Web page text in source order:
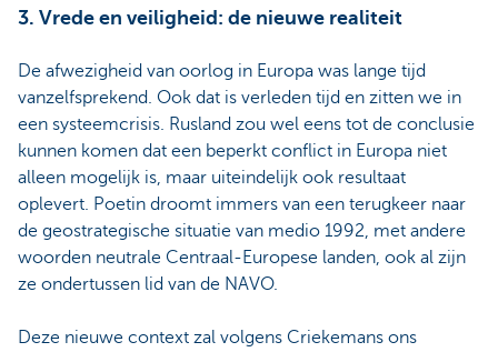
3. Vrede en veiligheid: de nieuwe realiteit
De afwezigheid van oorlog in Europa was lange tijd
vanzelfsprekend. Ook dat is verleden tijd en zitten we in
een systeemcrisis. Rusland zou wel eens tot de conclusie
kunnen komen dat een beperkt conflict in Europa niet
alleen mogelijk is, maar uiteindelijk ook resultaat
oplevert. Poetin droomt immers van een terugkeer naar
de geostrategische situatie van medio 1992, met andere
woorden neutrale Centraal-Europese landen, ook al zijn
ze ondertussen lid van de NAVO.
Deze nieuwe context zal volgens Criekemans ons